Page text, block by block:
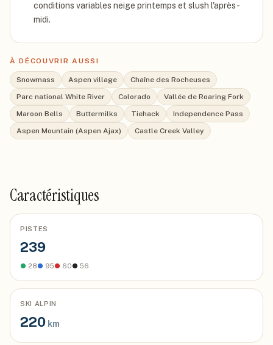
conditions variables neige printemps et slush l'après-
midi.
À DÉCOUVRIR AUSSI
Snowmass Aspen village
Chaîne des Rocheuses
Parc national White River
Colorado
Vallée de Roaring Fork
Maroon Bells
Buttermilks Tiehack
Independence Pass
Aspen Mountain (Aspen Ajax)
Castle Creek Valley
Caractéristiques
PISTES
239
● 28● 95● 60● 56
SKI ALPIN
220 km